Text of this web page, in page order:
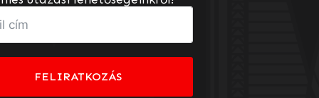
FELIRATKOZÁS